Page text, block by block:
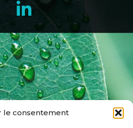
le consentement